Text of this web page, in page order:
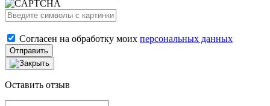
Согласен на обработку моих персональных данных
Отправить
Оставить отзыв